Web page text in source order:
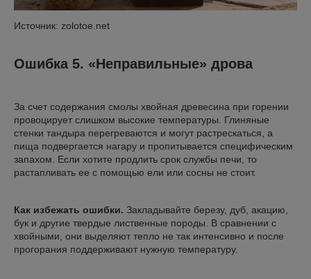
Источник: zolotoe.net
Ошибка 5. «Неправильные» дрова
За счет содержания смолы хвойная древесина при горении
провоцирует слишком высокие температуры. Глиняные
стенки тандыра перегреваются и могут растрескаться, а
пища подвергается нагару и пропитывается специфическим
запахом. Если хотите продлить срок службы печи, то
растапливать ее с помощью ели или сосны не стоит.
Как избежать ошибки. Закладывайте березу, дуб, акацию,
бук и другие твердые лиственные породы. В сравнении с
хвойными, они выделяют тепло не так интенсивно и после
прогорания поддерживают нужную температуру.